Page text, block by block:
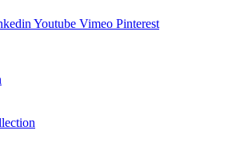
Youtube Vimeo Pinterest